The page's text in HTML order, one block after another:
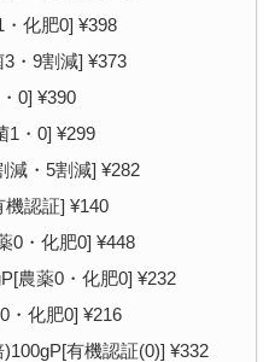
化肥0] ¥398
・9割減] ¥373
0] ¥390
1・0] ¥299
減・5割減] ¥282
認証] ¥140
0・化肥0] ¥448
農薬0・化肥0] ¥232
・化肥0] ¥216
有機認証(0)] ¥332